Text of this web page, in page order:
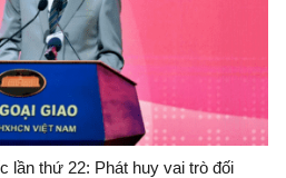
lần thứ 22: Phát huy vai trò đối